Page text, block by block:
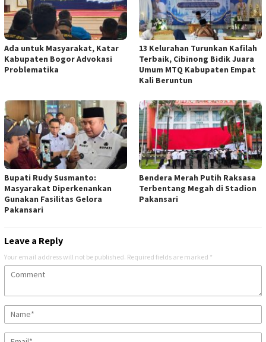
Ada untuk Masyarakat, Katar
Kabupaten Bogor Advokasi
Problematika
13 Kelurahan Turunkan Kafilah
Terbaik, Cibinong Bidik Juara
Umum MTQ Kabupaten Empat
Kali Beruntun
Bupati Rudy Susmanto:
Masyarakat Diperkenankan
Gunakan Fasilitas Gelora
Pakansari
Bendera Merah Putih Raksasa
Terbentang Megah di Stadion
Pakansari
Leave a Reply
Your email address will not be published. Required fields are marked *